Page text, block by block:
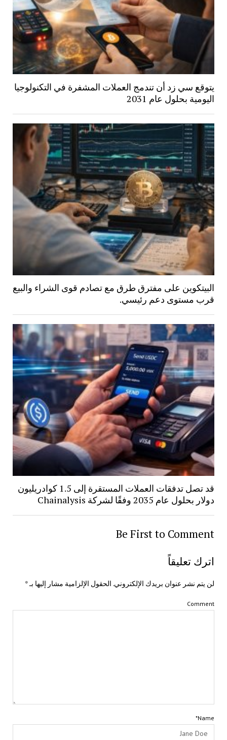
يتوقع سي زد أن تندمج العملات المشفرة في التكنولوجيا
اليومية بحلول عام 2031
البيتكوين على مفترق طرق مع تصادم قوى الشراء والبيع
قرب مستوى دعم رئيسي.
قد تصل تدفقات العملات المستقرة إلى 1.5 كوادريليون
دولار بحلول عام 2035 وفقًا لشركة Chainalysis
Be First to Comment
اترك تعليقاً
لن يتم نشر عنوان بريدك الإلكتروني. الحقول الإلزامية مشار إليها بـ*
Comment
Name*